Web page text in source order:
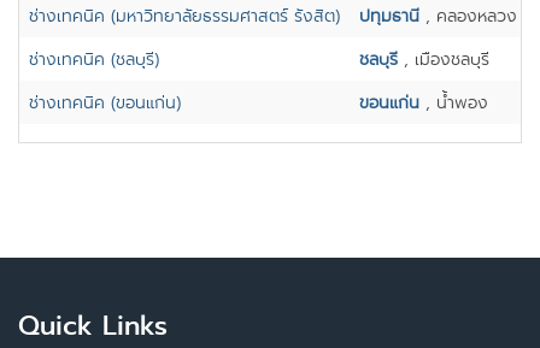
ช่างเทคนิค (มหาวิทยาลัยธรรมศาสตร์ รังสิต)
ปทุมธานี , คลองหลวง
ช่างเทคนิค (ชลบุรี)
ชลบุรี , เมืองชลบุรี
ช่างเทคนิค (ขอนแก่น)
ขอนแก่น , น้ำพอง
Quick Links